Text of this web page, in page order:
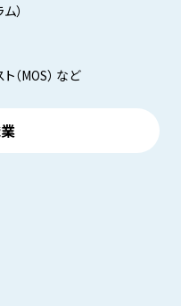
）
（MOS） など